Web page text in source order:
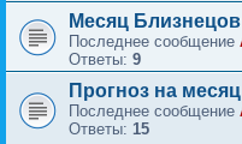
Месяц Близнецов
Последнее сообщение
Ответы: 9
Прогноз на
Последнее сообщение
Ответы: 15